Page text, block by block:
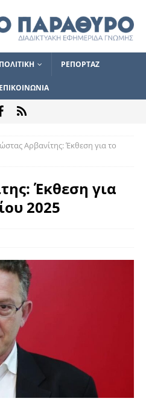
ΠΟΛΙΤΙΚΗ ΡΕΠΟΡΤΑΖ
ΕΠΙΚΟΙΝΩΝΙΑ
Αρβανίτης: Έκθεση για το
Έκθεση για
2025